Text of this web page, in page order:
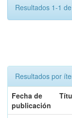
Resultados 1-1
Resultados por
Fecha de
publicación